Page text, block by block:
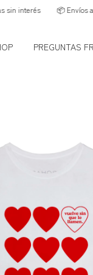
📦 Envíos a todo el
PREGUNTAS